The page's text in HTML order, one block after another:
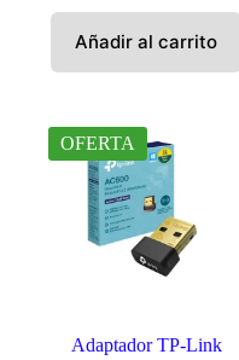
Añadir al carrito
OFERTA
Adaptador TP-Link